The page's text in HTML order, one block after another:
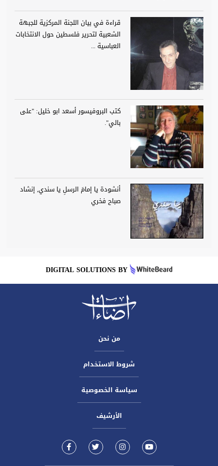
قراءة في بيان اللجنة المركزية للجبهة
الشعبية لتحرير فلسطين حول الانتخابات
العباسية ...
كتب البروفيسور أسعد ابو خليل: "على
بالي".
أنشودة يا إمامَ الرسلِ يا سندي, إنشاد
صباح فخري
DIGITAL SOLUTIONS BY
من نحن
شروط الاستخدام
سياسة الخصوصية
الأرشيف